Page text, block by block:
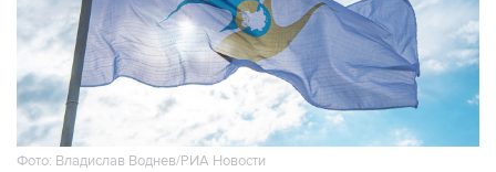
Фото: Владислав Воднев/РИА Новости